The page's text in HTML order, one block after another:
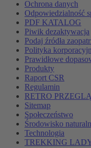
Ochrona danych
Odpowiedzialność
PDF KATALOG
Piwik dezaktywacja
Podaj źródła
Polityka
Prawidłowe
Produkty
Raport CSR
Regulamin
RETRO
Sitemap
Społeczeństwo
Środowisko
Technologia
TREKKING